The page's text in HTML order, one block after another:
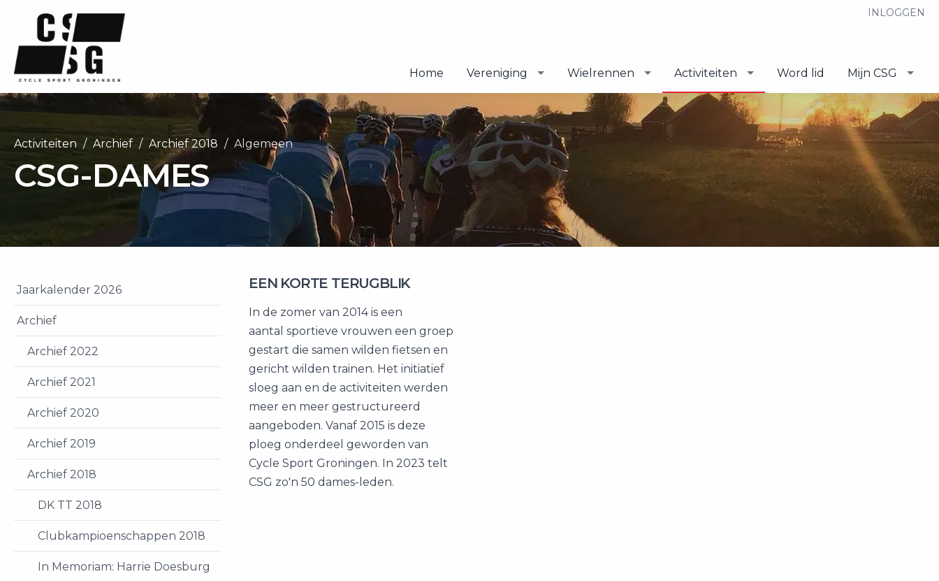
INLOGGEN
Home Vereniging Wielrennen Activiteiten Word lid Mijn CSG
Activiteiten Archief Archief 2018 Algemeen
CSG-DAMES
Jaarkalender 2026
Archief
Archief 2022
Archief 2021
Archief 2020
Archief 2019
Archief 2018
DK TT 2018
Clubkampioenschappen 2018
In Memoriam: Harrie Doesburg
EEN KORTE TERUGBLIK
In de zomer van 2014 is een
aantal sportieve vrouwen een groep
gestart die samen wilden fietsen en
gericht wilden trainen. Het initiatief
sloeg aan en de activiteiten werden
meer en meer gestructureerd
aangeboden. Vanaf 2015 is deze
ploeg onderdeel geworden van
Cycle Sport Groningen. In 2023 telt
CSG zo'n 50 dames-leden.